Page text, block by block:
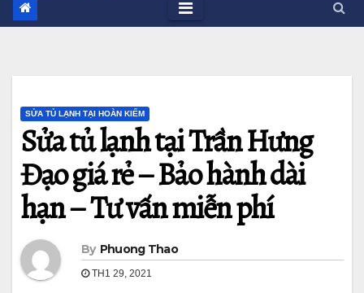
SỬA TỦ LẠNH TẠI HOÀN KIẾM
Sửa tủ lạnh tại Trần Hưng
Đạo giá rẻ – Bảo hành dài
hạn – Tư vấn miễn phí
By Phuong Thao
TH1 29, 2021